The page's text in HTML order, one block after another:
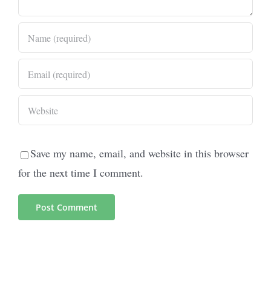
Save my name, email, and website in this browser
for the next time I comment.